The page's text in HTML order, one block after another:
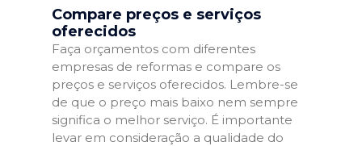
Compare preços e serviços
oferecidos
Faça orçamentos com diferentes
empresas de reformas e compare os
preços e serviços oferecidos. Lembre-se
de que o preço mais baixo nem sempre
significa o melhor serviço. É importante
levar em consideração a qualidade do